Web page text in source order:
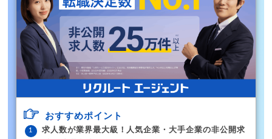
おすすめポイント
求人数が業界最大級！人気企業・大手企業の非公開求